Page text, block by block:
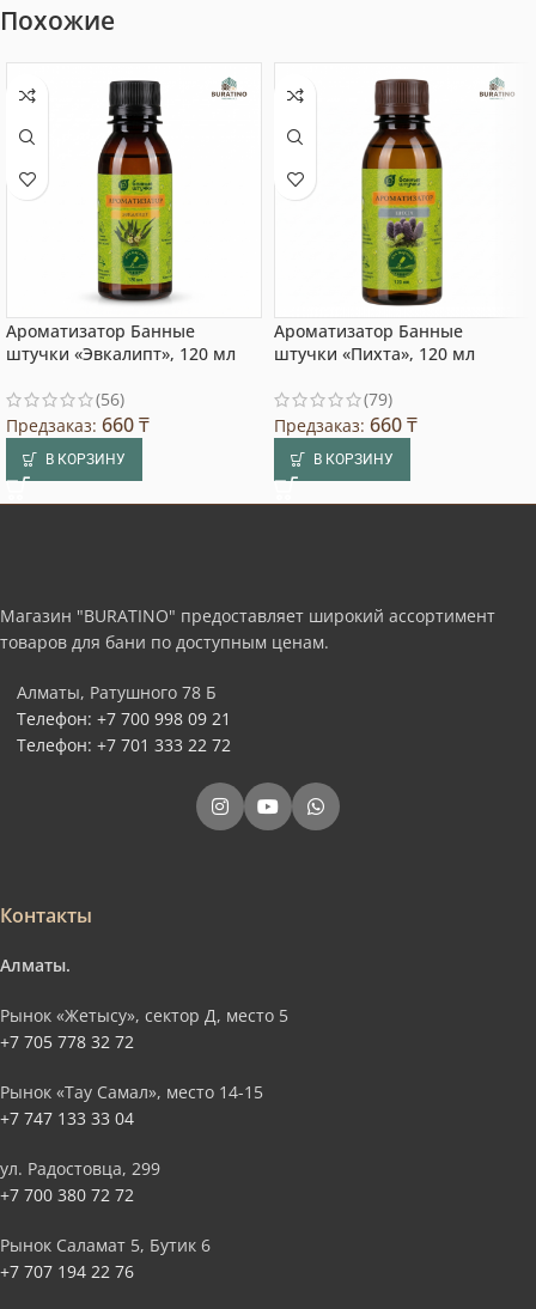
Похожие
Ароматизатор Банные
штучки «Эвкалипт», 120 мл
(56)
Предзаказ: 660₸
В КОРЗИНУ
Ароматизатор Банные
штучки «Пихта», 120 мл
(79)
Предзаказ: 660₸
В КОРЗИНУ
Магазин "BURATINO" предоставляет широкий ассортимент
товаров для бани по доступным ценам.
Алматы, Ратушного 78 Б
Телефон: +7 700 998 09 21
Телефон: +7 701 333 22 72
Контакты
Алматы.
Рынок «Жетысу», сектор Д, место 5
+7 705 778 32 72
Рынок «Тау Самал», место 14-15
+7 747 133 33 04
ул. Радостовца, 299
+7 700 380 72 72
Рынок Саламат 5, Бутик 6
+7 707 194 22 76